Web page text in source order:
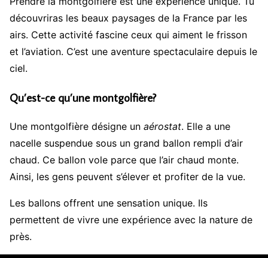
découvriras les beaux paysages de la France par les
airs. Cette activité fascine ceux qui aiment le frisson
et l’aviation. C’est une aventure spectaculaire depuis le
ciel.
Qu’est-ce qu’une montgolfière?
Une montgolfière désigne un aérostat. Elle a une
nacelle suspendue sous un grand ballon rempli d’air
chaud. Ce ballon vole parce que l’air chaud monte.
Ainsi, les gens peuvent s’élever et profiter de la vue.
Les ballons offrent une sensation unique. Ils
permettent de vivre une expérience avec la nature de
près.